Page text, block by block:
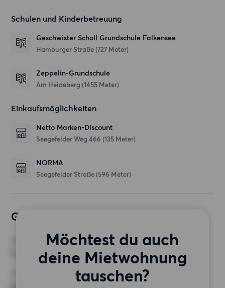
Schulen und Kinderbetreuung
Geschwister Scholl Grundschule Falkensee
Hamburger Straße (727 Meter)
Zeppelin-Grundschule
Am Heideberg (1455 Meter)
Einkaufsmöglichkeiten
Netto Marken-Discount
Seegefelder Weg 466 (135 Meter)
NORMA
Seegefelder Straße (596 Meter)
Gewünschte Wohnung
Möchtest du auch
deine Mietwohnung
tauschen?
2 Zimmer
MINDESTANZAHL AN QUADRATMETERN